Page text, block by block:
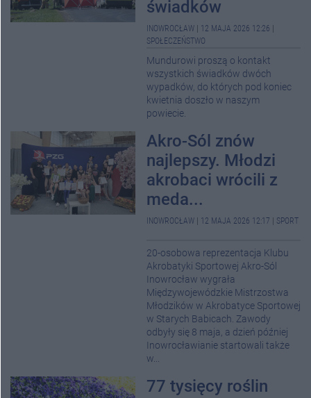
świadków
INOWROCŁAW 12 MAJA 2026 12:26
SPOŁECZEŃSTWO
Mundurowi proszą o kontakt
wszystkich świadków dwóch
wypadków, do których pod koniec
kwietnia doszło w naszym
powiecie.
Akro-Sól znów
najlepszy. Młodzi
akrobaci wrócili z
meda...
INOWROCŁAW 12 MAJA 2026 12:17 SPORT
20-osobowa reprezentacja Klubu
Akrobatyki Sportowej Akro-Sól
Inowrocław wygrała
Międzywojewódzkie Mistrzostwa
Młodzików w Akrobatyce Sportowej
w Starych Babicach. Zawody
odbyły się 8 maja, a dzień później
Inowrocławianie startowali także
w...
77 tysięcy roślin